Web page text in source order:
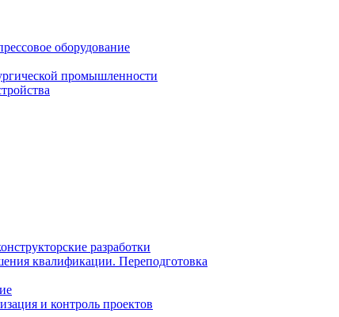
оборудование
промышленности
разработки
квалификации. Переподготовка
и контроль проектов